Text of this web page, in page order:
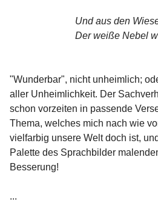
Und aus den
Der weiße Nebel
"Wunderbar", nicht unheimlich;
aller Unheimlichkeit. Der
schon vorzeiten in passende
Thema, welches mich nach wie
vielfarbig unsere Welt doch ist,
Palette des Sprachbilder
Besserung!
...